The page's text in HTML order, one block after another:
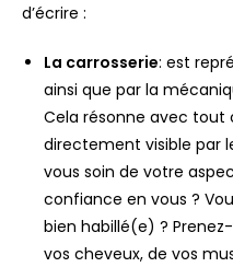
d’écrire :
La carrosserie: est
ainsi que par la
Cela résonne avec tout
directement visible par
vous soin de votre
confiance en vous ?
bien habillé(e) ?
vos cheveux, de vos